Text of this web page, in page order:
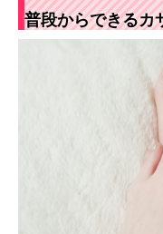
普段からできるカ